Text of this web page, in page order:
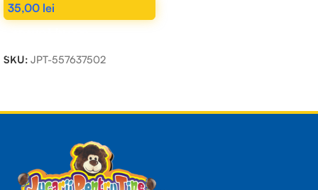
35,00 lei
SKU: JPT-557637502